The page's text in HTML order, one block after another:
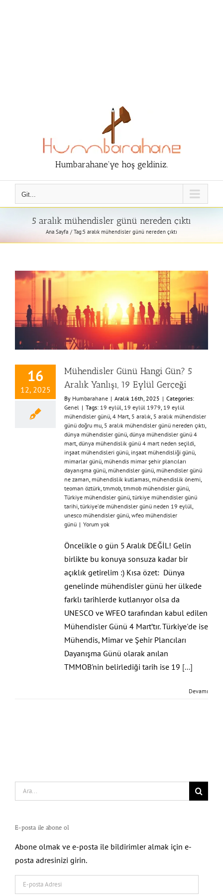
Humbarahane'ye hoş geldiniz.
Git...
5 aralık mühendisler günü nereden çıktı
Ana Sayfa Tag:5 aralık mühendisler günü nereden çıktı
16
12, 2025
Mühendisler Günü Hangi Gün? 5
Aralık Yanlışı, 19 Eylül Gerçeği
By Humbarahane | Aralık 16th, 2025 | Categories:
Genel | Tags: 19 eylül 19 eylül 1979 19 eylül
mühendisler günü 4 Mart 5 aralık 5 aralık mühendisler
günü doğru mu 5 aralık mühendisler günü nereden çıktı
dünya mühendisler günü dünya mühendisler günü 4
mart dünya mühendislik günü 4 mart neden seçildi
inşaat mühendisleri günü inşaat mühendisliği günü
mimarlar günü mühendis mimar şehir plancıları
dayanışma günü mühendisler günü mühendisler günü
ne zaman mühendislik kutlaması mühendislik önemi
teoman öztürk tmmob tmmob mühendisler günü
Türkiye mühendisler günü türkiye mühendisler günü
tarihi türkiye’de mühendisler günü neden 19 eylül
unesco mühendisler günü wfeo mühendisler
günü | Yorum yok
Öncelikle o gün 5 Aralık DEĞİL! Gelin
birlikte bu konuya sonsuza kadar bir
açıklık getirelim :) Kısa özet: Dünya
genelinde mühendisler günü her ülkede
farklı tarihlerde kutlanıyor olsa da
UNESCO ve WFEO tarafından kabul edilen
Mühendisler Günü 4 Mart’tır. Türkiye'de ise
Mühendis, Mimar ve Şehir Plancıları
Dayanışma Günü olarak anılan
TMMOB'nin belirlediği tarih ise 19 [...]
Devamı
Search
for:
E-posta ile abone ol
Abone olmak ve e-posta ile bildirimler almak için e-
posta adresinizi girin.